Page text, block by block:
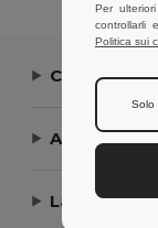
Contattaci
Aiuto or
La nostra
Per
controllarli
Politica sui
Solo